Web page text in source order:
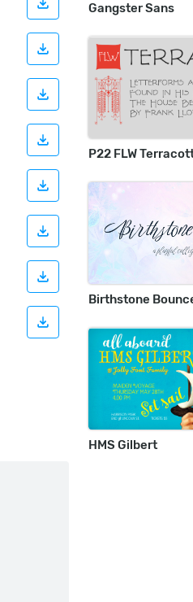
Gangster Sans
P22 FLW
Birthstone
HMS Gilbert